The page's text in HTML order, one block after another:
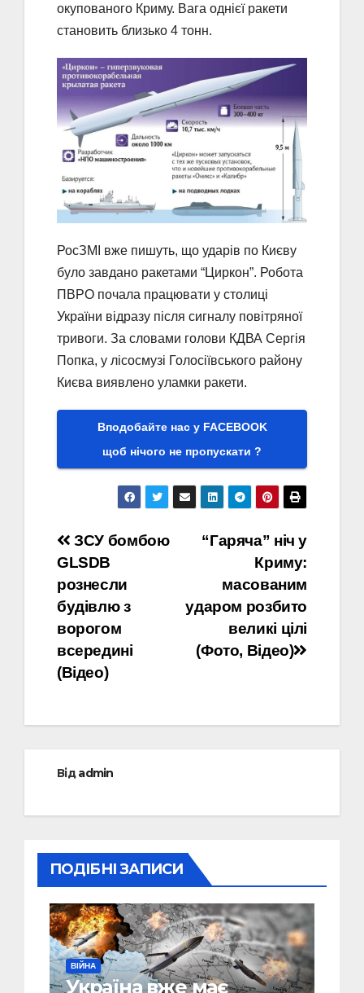
окупованого Криму. Вага однієї ракети
становить близько 4 тонн.
РосЗМІ вже пишуть, що ударів по Києву
було завдано ракетами “Циркон”. Робота
ПВРО почала працювати у столиці
України відразу після сигналу повітряної
тривоги. За словами голови КДВА Сергія
Попка, у лісосмузі Голосіївського району
Києва виявлено уламки ракети.
Вподобайте нас у FACEBOOK
щоб нічого не пропускати ?
Навігація
записів
“Гаряча” ніч у
Криму:
масованим
ударом розбито
великі цілі
(Фото, Відео)
ЗСУ бомбою
GLSDB
рознесли
будівлю з
ворогом
всередині
(Відео)
Відadmin
ПОДІБНІ ЗАПИСИ
ВІЙНА
Україна вже має